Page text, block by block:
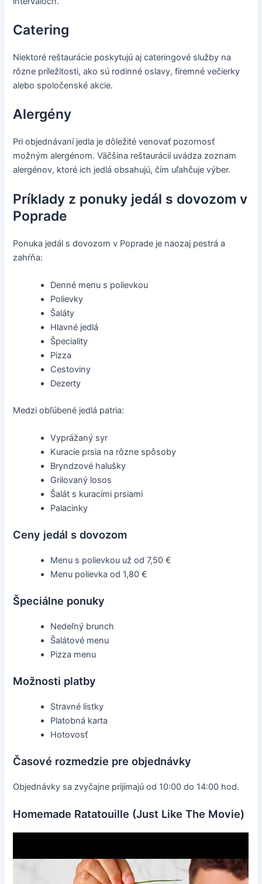
Catering
Niektoré reštaurácie poskytujú aj cateringové služby na
rôzne príležitosti, ako sú rodinné oslavy, firemné večierky
alebo spoločenské akcie.
Alergény
Pri objednávaní jedla je dôležité venovať pozornosť
možným alergénom. Väčšina reštaurácií uvádza zoznam
alergénov, ktoré ich jedlá obsahujú, čím uľahčuje výber.
Príklady z ponuky jedál s dovozom v
Poprade
Ponuka jedál s dovozom v Poprade je naozaj pestrá a
zahŕňa:
Denné menu s polievkou
Polievky
Šaláty
Hlavné jedlá
Špeciality
Pizza
Cestoviny
Dezerty
Medzi obľúbené jedlá patria:
Vyprážaný syr
Kuracie prsia na rôzne spôsoby
Bryndzové halušky
Grilovaný losos
Šalát s kuracími prsiami
Palacinky
Ceny jedál s dovozom
Menu s polievkou už od 7,50 €
Menu polievka od 1,80 €
Špeciálne ponuky
Nedeľný brunch
Šalátové menu
Pizza menu
Možnosti platby
Stravné lístky
Platobná karta
Hotovosť
Časové rozmedzie pre objednávky
Objednávky sa zvyčajne prijímajú od 10:00 do 14:00 hod.
Homemade Ratatouille (Just Like The Movie)